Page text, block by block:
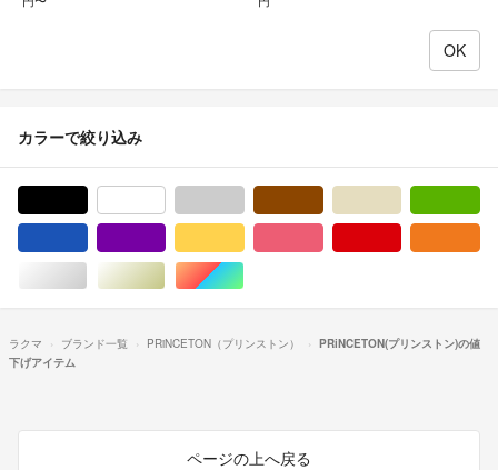
カラーで絞り込み
シルバー/銀色系ゴールド/金色系マルチカラー
ラクマ ブランド一覧 PRiNCETON（プリンストン）
PRiNCETON(プリンストン)の値
下げアイテム
ページの上へ戻る